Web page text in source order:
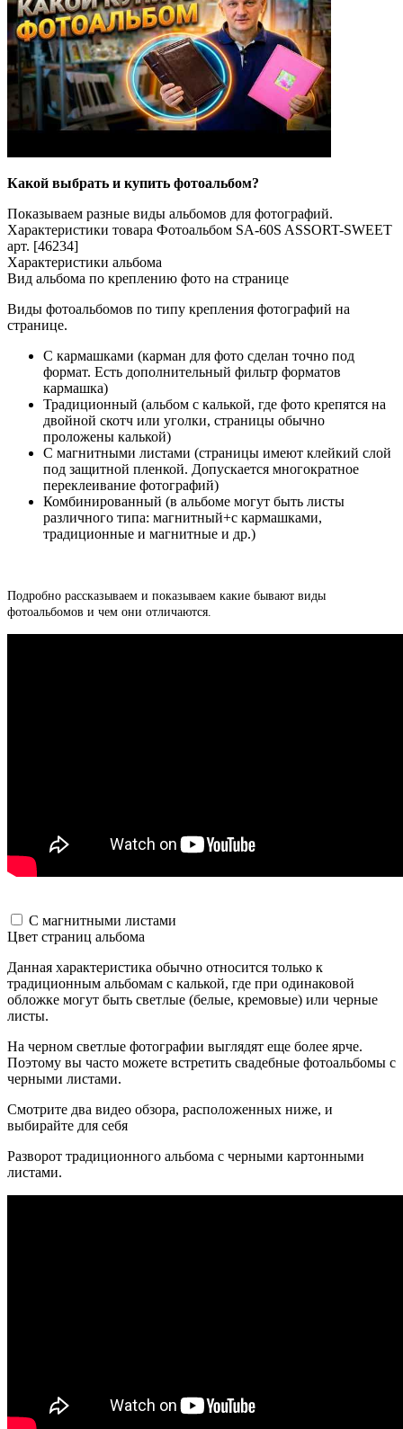
Какой выбрать и купить фотоальбом?
Показываем разные виды альбомов для фотографий.
Характеристики товара Фотоальбом SA-60S ASSORT-SWEET
арт. [46234]
Характеристики альбома
Вид альбома по креплению фото на странице
Виды фотоальбомов по типу крепления фотографий на
странице.
С кармашками (карман для фото сделан точно под
формат. Есть дополнительный фильтр форматов
кармашка)
Традиционный (альбом с калькой, где фото крепятся на
двойной скотч или уголки, страницы обычно
проложены калькой)
С магнитными листами (страницы имеют клейкий слой
под защитной пленкой. Допускается многократное
переклеивание фотографий)
Комбинированный (в альбоме могут быть листы
различного типа: магнитный+с кармашками,
традиционные и магнитные и др.)
Подробно рассказываем и показываем какие бывают виды
фотоальбомов и чем они отличаются.
С магнитными листами
Цвет страниц альбома
Данная характеристика обычно относится только к
традиционным альбомам с калькой, где при одинаковой
обложке могут быть светлые (белые, кремовые) или черные
листы.
На черном светлые фотографии выглядят еще более ярче.
Поэтому вы часто можете встретить свадебные фотоальбомы с
черными листами.
Смотрите два видео обзора, расположенных ниже, и
выбирайте для себя
Разворот традиционного альбома с черными картонными
листами.